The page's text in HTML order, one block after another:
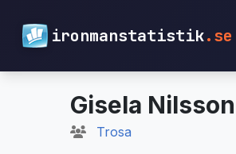
ironmanstatistik.se
Gisela Nilsson
Trosa